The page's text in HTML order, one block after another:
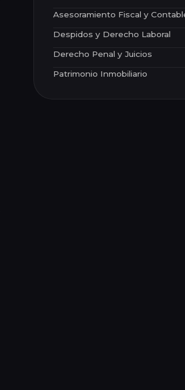
Asesoramiento Fiscal y
Despidos y Derecho Laboral
Derecho Penal y Juicios
Patrimonio Inmobiliario